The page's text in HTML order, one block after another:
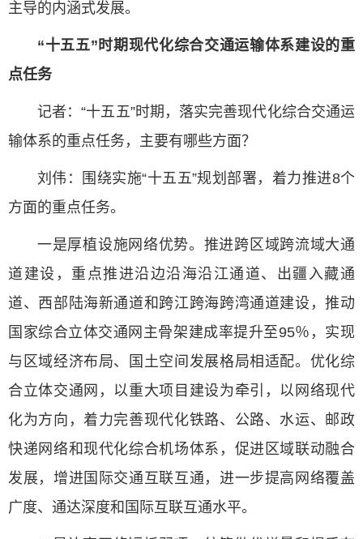
主导的内涵式发展。
“十五五”时期现代化综合交通运输体系建设的重
点任务
记者：“十五五”时期，落实完善现代化综合交通运
输体系的重点任务，主要有哪些方面？
刘伟：围绕实施“十五五”规划部署，着力推进8个
方面的重点任务。
一是厚植设施网络优势。推进跨区域跨流域大通
道建设，重点推进沿边沿海沿江通道、出疆入藏通
道、西部陆海新通道和跨江跨海跨湾通道建设，推动
国家综合立体交通网主骨架建成率提升至95％，实现
与区域经济布局、国土空间发展格局相适配。优化综
合立体交通网，以重大项目建设为牵引，以网络现代
化为方向，着力完善现代化铁路、公路、水运、邮政
快递网络和现代化综合机场体系，促进区域联动融合
发展，增进国际交通互联互通，进一步提高网络覆盖
广度、通达深度和国际互联互通水平。